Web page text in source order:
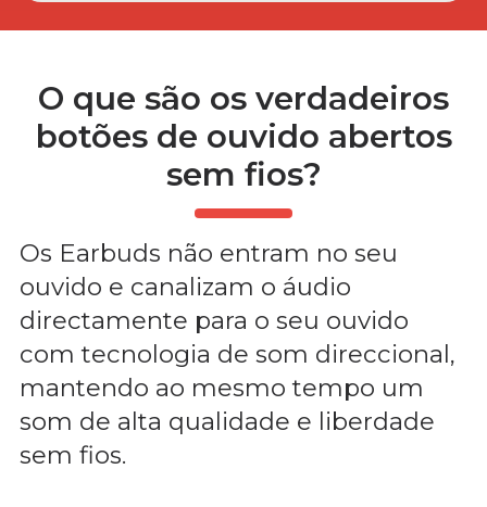
O que são os verdadeiros
botões de ouvido abertos
sem fios?
Os Earbuds não entram no seu
ouvido e canalizam o áudio
directamente para o seu ouvido
com tecnologia de som direccional,
mantendo ao mesmo tempo um
som de alta qualidade e liberdade
sem fios.